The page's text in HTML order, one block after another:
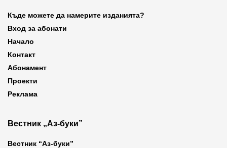
Къде можете да намерите изданията?
Вход за абонати
Начало
Контакт
Абонамент
Проекти
Реклама
Вестник „Аз-буки”
Вестник “Аз-буки”